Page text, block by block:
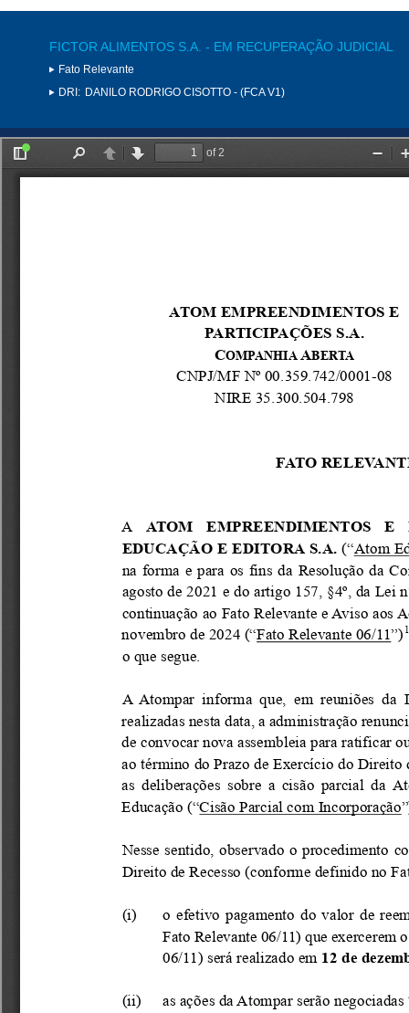
FICTOR ALIMENTOS S.A. - EM RECUPERAÇÃO JUDICIAL
Fato Relevante
DRI: DANILO RODRIGO CISOTTO - (FCA V1)